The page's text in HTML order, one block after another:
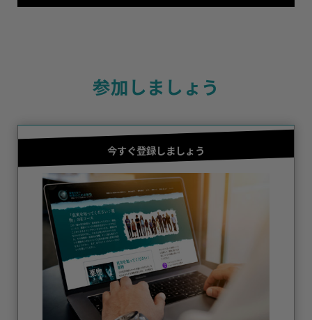
参加しましょう
今すぐ登録しましょう